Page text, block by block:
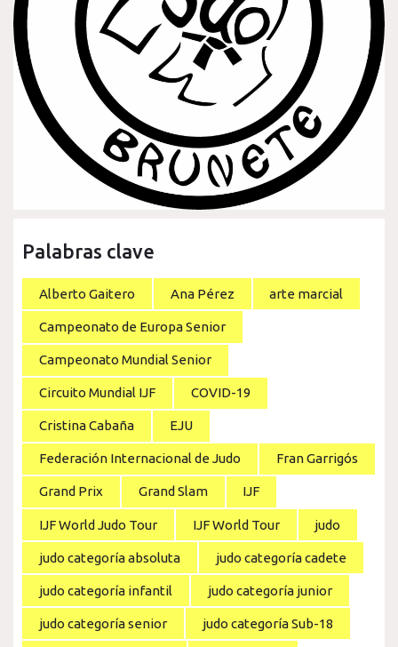
Palabras clave
Alberto Gaitero Ana Pérez arte marcial
Campeonato de Europa Senior
Campeonato Mundial Senior
Circuito Mundial IJF COVID-19
Cristina Cabaña EJU
Federación Internacional de Judo Fran Garrigós
Grand Prix Grand Slam IJF
IJF World Judo Tour IJF World Tour judo
judo categoría absoluta judo categoría cadete
judo categoría infantil judo categoría junior
judo categoría senior judo categoría Sub-18